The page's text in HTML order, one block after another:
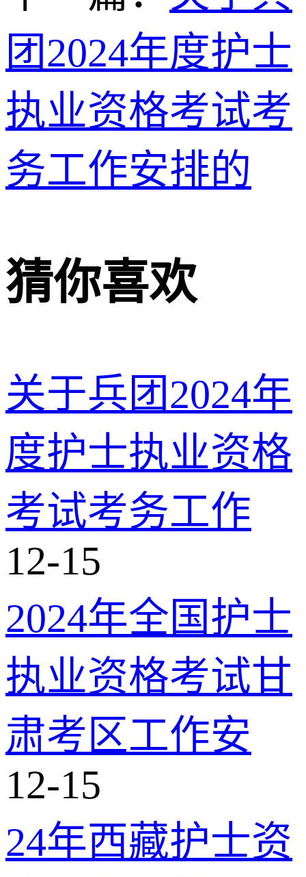
团2024年度护士
执业资格考试考
务工作安排的
猜你喜欢
关于兵团2024年
度护士执业资格
考试考务工作
12-15
2024年全国护士
执业资格考试甘
肃考区工作安
12-15
24年西藏护士资